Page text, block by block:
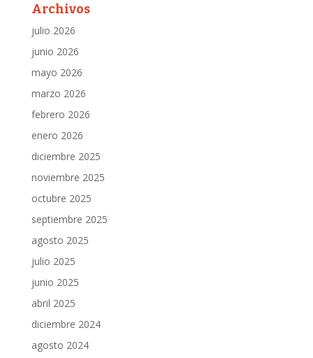
Archivos
julio 2026
junio 2026
mayo 2026
marzo 2026
febrero 2026
enero 2026
diciembre 2025
noviembre 2025
octubre 2025
septiembre 2025
agosto 2025
julio 2025
junio 2025
abril 2025
diciembre 2024
agosto 2024